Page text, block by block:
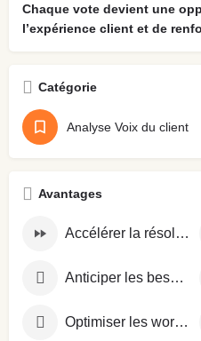
Chaque vote devient une
l’expérience client et de
Catégorie
Analyse Voix du client
Avantages
Accélérer la résolution des problèmes
Anticiper les besoins clients
Optimiser les workflows